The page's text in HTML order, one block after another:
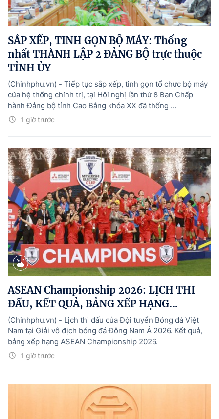
SẮP XẾP, TINH GỌN BỘ MÁY: Thống
nhất THÀNH LẬP 2 ĐẢNG BỘ trực thuộc
TỈNH ỦY
1 giờ trước
(Chinhphu.vn) - Tiếp tục sắp xếp, tinh gọn tổ chức bộ máy
của hệ thống chính trị, tại Hội nghị lần thứ 8 Ban Chấp
hành Đảng bộ tỉnh Cao Bằng khóa XX đã thống ...
ASEAN Championship 2026: LỊCH THI
ĐẤU, KẾT QUẢ, BẢNG XẾP HẠNG...
1 giờ trước
(Chinhphu.vn) - Lịch thi đấu của Đội tuyển Bóng đá Việt
Nam tại Giải vô địch bóng đá Đông Nam Á 2026. Kết quả,
bảng xếp hạng ASEAN Championship 2026.